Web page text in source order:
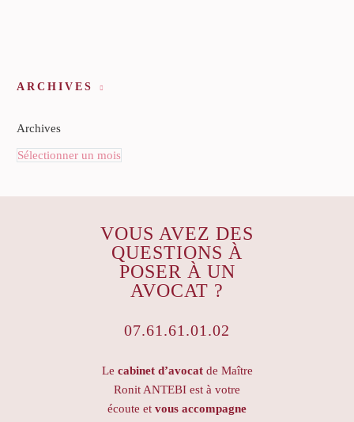
ARCHIVES
Archives
Sélectionner un mois
VOUS AVEZ DES
QUESTIONS À
POSER À UN
AVOCAT ?
07.61.61.01.02
Le cabinet d’avocatde Maître
Ronit ANTEBI est à votre
écoute et vous accompagne